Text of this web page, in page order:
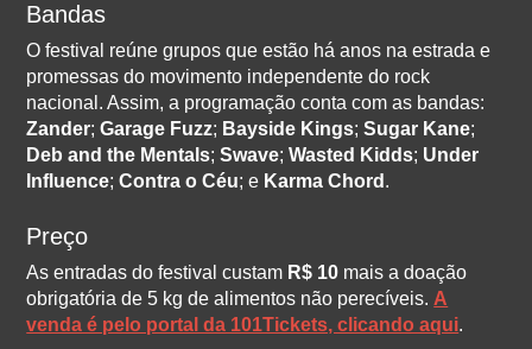
Bandas
O festival reúne grupos que estão há anos na estrada e
promessas do movimento independente do rock
nacional. Assim, a programação conta com as bandas:
Zander;Garage Fuzz; Bayside Kings;Sugar Kane;
Deb and the Mentals;Swave;Wasted Kidds; Under
Influence;Contra o Céu; e Karma Chord .
Preço
As entradas do festival custam R$ 10 mais a doação
obrigatória de 5 kg de alimentos não perecíveis. A
venda é pelo portal da 101Tickets, clicando aqui.